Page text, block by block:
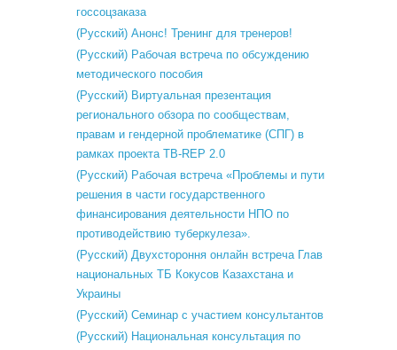
госсоцзаказа
(Русский) Анонс! Тренинг для тренеров!
(Русский) Рабочая встреча по обсуждению
методического пособия
(Русский) Виртуальная презентация
регионального обзора по сообществам,
правам и гендерной проблематике (СПГ) в
рамках проекта TB-REP 2.0
(Русский) Рабочая встреча «Проблемы и пути
решения в части государственного
финансирования деятельности НПО по
противодействию туберкулеза».
(Русский) Двухстороння онлайн встреча Глав
национальных ТБ Кокусов Казахстана и
Украины
(Русский) Семинар с участием консультантов
(Русский) Национальная консультация по